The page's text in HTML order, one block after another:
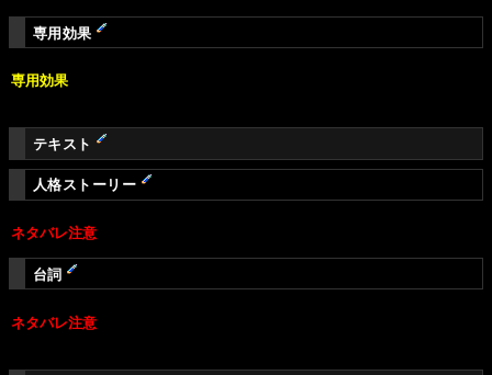
専用効果
専用効果
テキスト
人格ストーリー
ネタバレ注意
台詞
ネタバレ注意